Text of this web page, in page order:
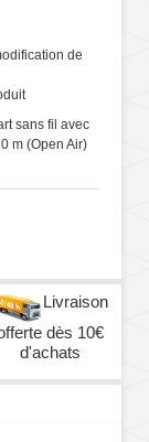
de
sans fil avec
m (Open Air)
Livraison
dès 10€
d'achats